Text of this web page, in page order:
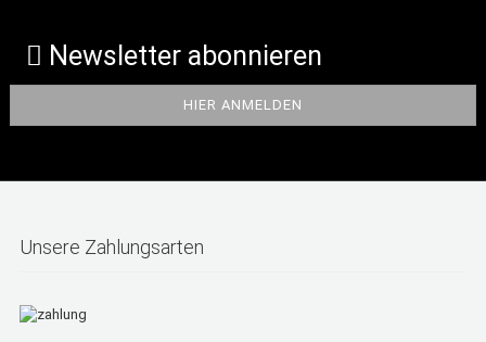
Newsletter abonnieren
Unsere Zahlungsarten